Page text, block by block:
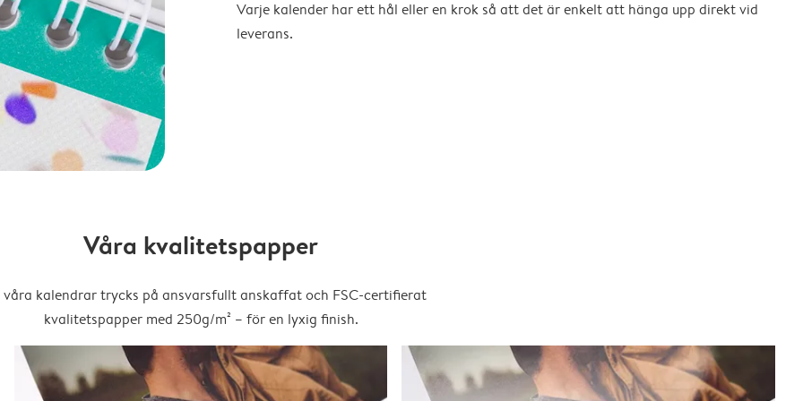
Varje kalender har ett hål eller en krok så att det är enkelt att hänga upp direkt vid
leverans.
Våra kvalitetspapper
kalendrar trycks på ansvarsfullt anskaffat och FSC-certifierat
kvalitetspapper med 250g/m² – för en lyxig finish.